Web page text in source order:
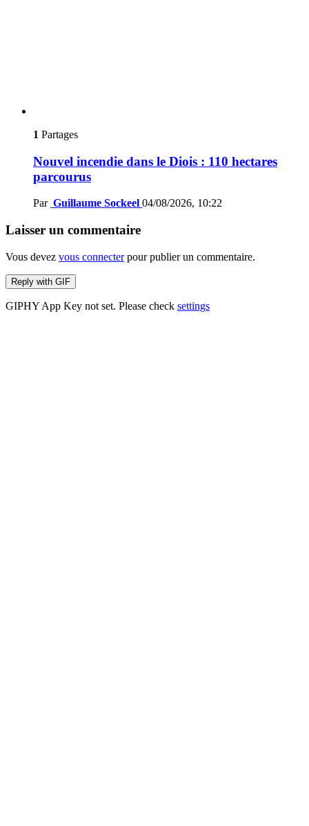
1 Partages
Nouvel incendie dans le Diois : 110 hectares
parcourus
Par Guillaume Sockeel 04/08/2026, 10:22
Laisser un commentaire
Vous devez vous connecterpour publier un commentaire.
Reply with GIF
GIPHY App Key not set. Please check settings